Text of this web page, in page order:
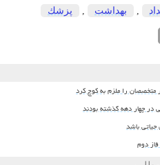
بهداشت پزشك
متخصصان را ملزم به کوچ کرد
در چهار دهه گذشته بودند
باشد